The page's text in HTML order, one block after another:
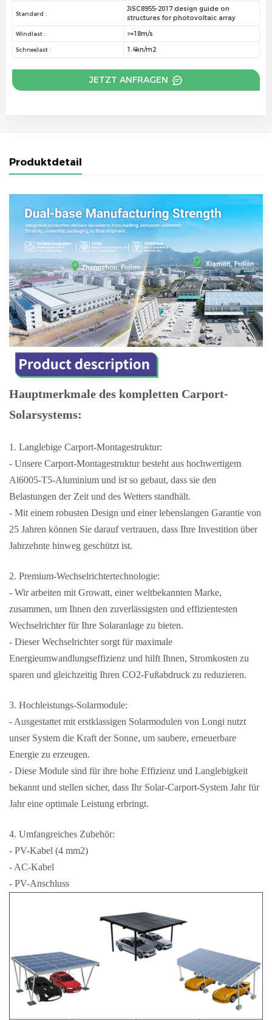
Standard :
JISC8955-2017 design guide on
structures for photovoltaic array
Windlast : >=18m/s
Schneelast : 1.4kn/m2
JETZT ANFRAGEN
Produktdetail
Hauptmerkmale des kompletten Carport-
Solarsystems:
1. Langlebige Carport-Montagestruktur:
- Unsere Carport-Montagestruktur besteht aus hochwertigem
Al6005-T5-Aluminium und ist so gebaut, dass sie den
Belastungen der Zeit und des Wetters standhält.
- Mit einem robusten Design und einer lebenslangen Garantie von
25 Jahren können Sie darauf vertrauen, dass Ihre Investition über
Jahrzehnte hinweg geschützt ist.
2. Premium-Wechselrichtertechnologie:
- Wir arbeiten mit Growatt, einer weltbekannten Marke,
zusammen, um Ihnen den zuverlässigsten und effizientesten
Wechselrichter für Ihre Solaranlage zu bieten.
- Dieser Wechselrichter sorgt für maximale
Energieumwandlungseffizienz und hilft Ihnen, Stromkosten zu
sparen und gleichzeitig Ihren CO2-Fußabdruck zu reduzieren.
3. Hochleistungs-Solarmodule:
- Ausgestattet mit erstklassigen Solarmodulen von Longi nutzt
unser System die Kraft der Sonne, um saubere, erneuerbare
Energie zu erzeugen.
- Diese Module sind für ihre hohe Effizienz und Langlebigkeit
bekannt und stellen sicher, dass Ihr Solar-Carport-System Jahr für
Jahr eine optimale Leistung erbringt.
4. Umfangreiches Zubehör:
- PV-Kabel (4 mm2)
- AC-Kabel
- PV-Anschluss